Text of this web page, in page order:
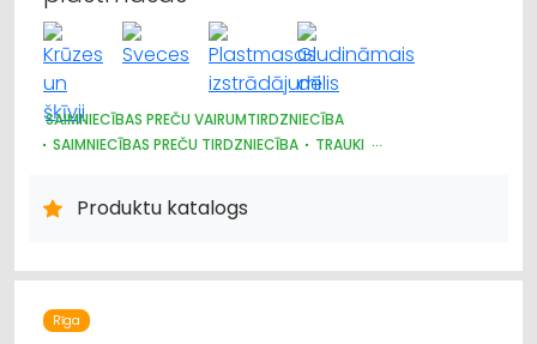
SAIMNIECĪBAS PREČU VAIRUMTIRDZNIECĪBA
SAIMNIECĪBAS PREČU TIRDZNIECĪBA
TRAUKI
UZKOPŠANAS LĪDZEKĻI UN TEHNIKA, PROFESIONĀLĀ
IEPAKOJUMS, IESAIŅOŠANA
Produktu katalogs
Rīga